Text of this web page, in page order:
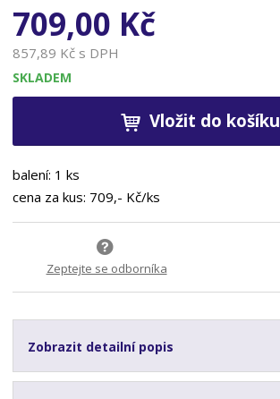
709,00 Kč
857,89 Kč s DPH
SKLADEM
Vložit do košíku
balení: 1 ks
cena za kus: 709,- Kč/ks
Zeptejte se odborníka
Zobrazit detailní popis